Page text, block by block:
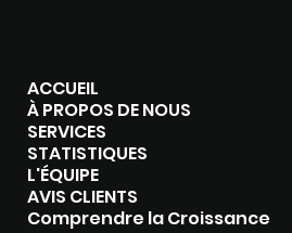
ACCUEIL
À PROPOS DE NOUS
SERVICES
STATISTIQUES
L'ÉQUIPE
AVIS CLIENTS
Comprendre la Croissance